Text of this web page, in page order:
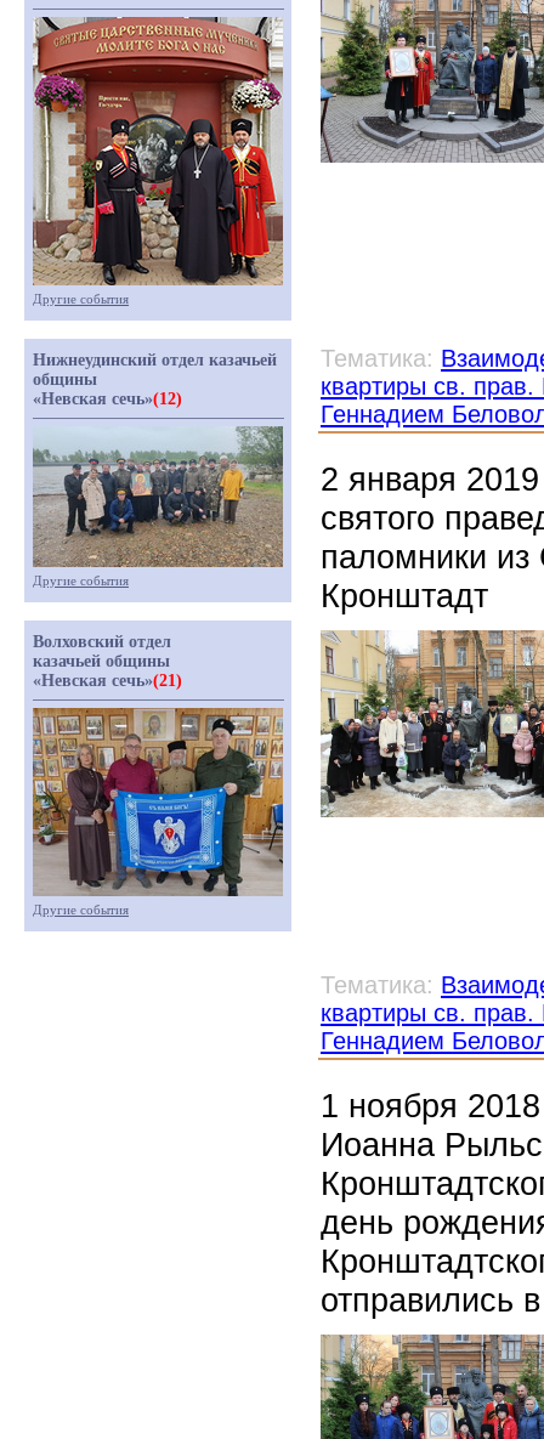
Тематика:
квартиры св.
Геннадием
2 января
святого
паломники из
Кронштадт
Тематика:
квартиры св.
Геннадием
1 ноября
Иоанна
день
отправились
Другие события
Нижнеудинский отдел казачьей
общины
«Невская сечь»(12)
Другие события
Волховский отдел
казачьей общины
«Невская сечь»(21)
Другие события